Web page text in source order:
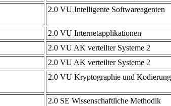
2.0 VU Intelligente Softwareagenten
2.0 VU Internetapplikationen
2.0 VU AK verteilter Systeme 2
2.0 VU AK verteilter Systeme 2
2.0 VU Kryptographie und
2.0 SE Wissenschaftliche Methodik